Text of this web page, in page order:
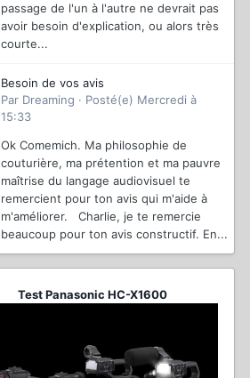
passage de l'un à l'autre ne devrait pas
avoir besoin d'explication, ou alors très
courte...
Besoin de vos avis
Par Dreaming · Posté(e) Mercredi à
15:33
Ok Comemich. Ma philosophie de
couturière, ma prétention et ma pauvre
maîtrise du langage audiovisuel te
remercient pour ton avis qui m'aide à
m'améliorer. Charlie, je te remercie
beaucoup pour ton avis constructif. En...
Test Panasonic HC-X1600